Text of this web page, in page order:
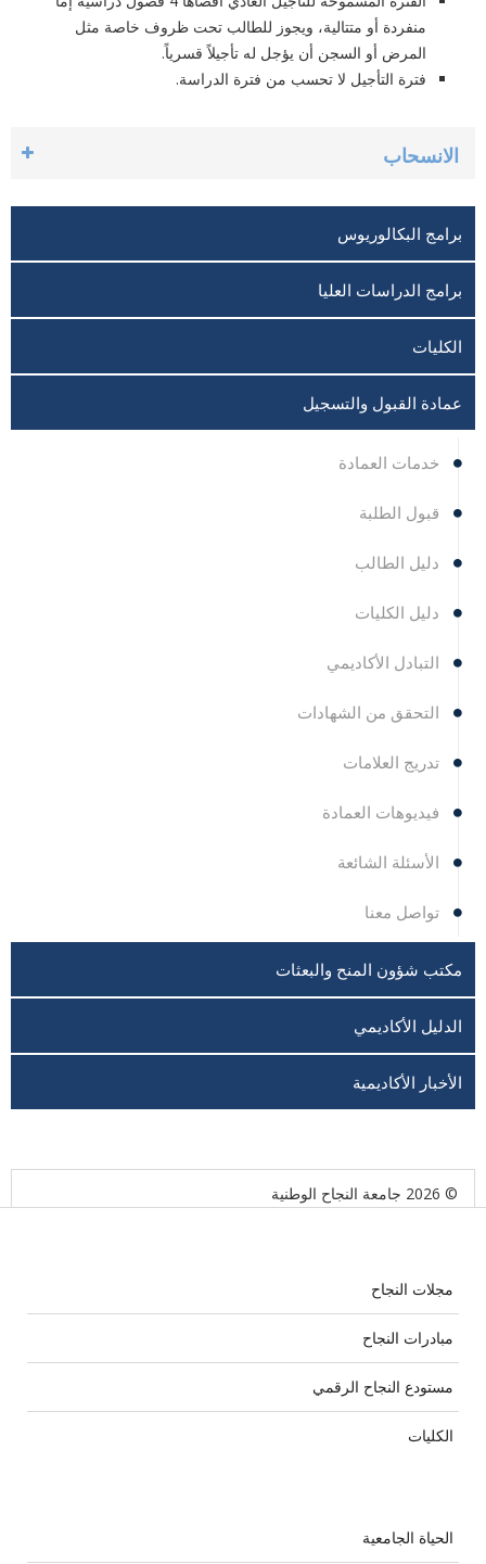
منفردة أو متتالية، ويجوز للطالب تحت ‏ظروف خاصة ‏مثل
المرض أو السجن أن يؤجل له تأجيلاً قسرياً.‏
فترة التأجيل لا تحسب من فترة الدراسة.‏
الانسحاب
برامج البكالوريوس
برامج الدراسات العليا
الكليات
عمادة القبول والتسجيل
خدمات العمادة
قبول الطلبة
دليل الطالب
دليل الكليات
التبادل الأكاديمي
التحقق من الشهادات
تدريج العلامات
فيديوهات العمادة
الأسئلة الشائعة
تواصل معنا
مكتب شؤون المنح والبعثات
الدليل الأكاديمي
الأخبار الأكاديمية
© 2026 جامعة النجاح الوطنية
مجلات النجاح
مبادرات النجاح
مستودع النجاح الرقمي
الكليات
الحياة الجامعية